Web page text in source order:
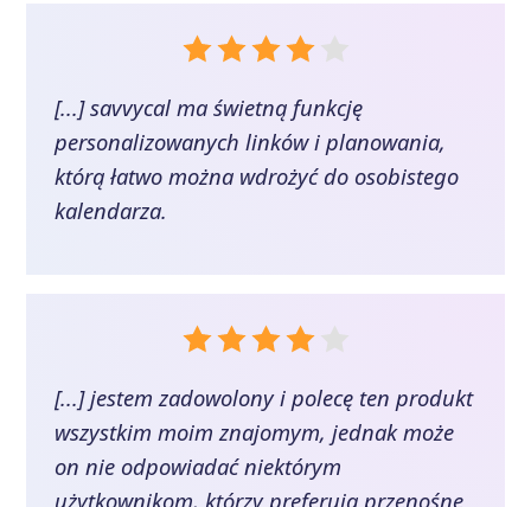
[...] savvycal ma świetną funkcję
personalizowanych linków i planowania,
którą łatwo można wdrożyć do osobistego
kalendarza.
[...] jestem zadowolony i polecę ten produkt
wszystkim moim znajomym, jednak może
on nie odpowiadać niektórym
użytkownikom, którzy preferują przenośne